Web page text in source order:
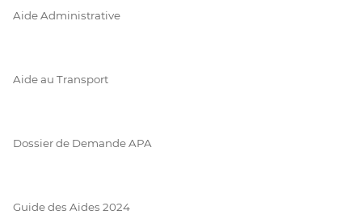
Aide Administrative
Aide au Transport
Dossier de Demande APA
Guide des Aides 2024